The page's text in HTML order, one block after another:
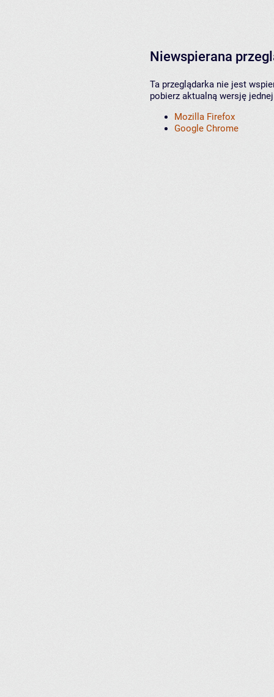
Niewspierana
Ta przeglądarka nie jest
pobierz aktualną wersję
Mozilla Firefox
Google Chrome